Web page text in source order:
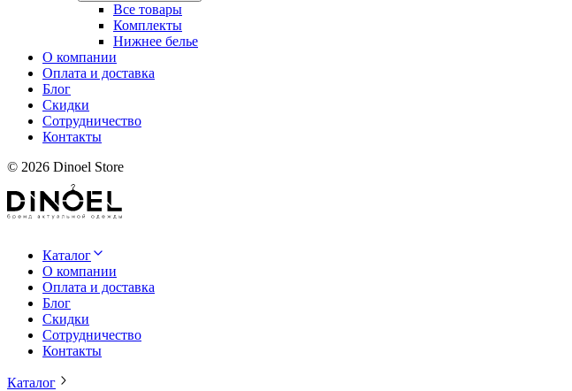
Все товары
Комплекты
Нижнее белье
О компании
Оплата и доставка
Блог
Скидки
Сотрудничество
Контакты
© 2026 Dinoel Store
Каталог
О компании
Оплата и доставка
Блог
Скидки
Сотрудничество
Контакты
Каталог